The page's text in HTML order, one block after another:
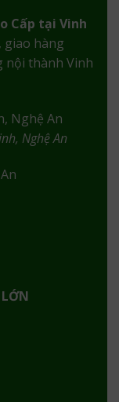
Cấp tại Vinh
giao hàng
nội thành Vinh
Nghệ An
Nghệ An